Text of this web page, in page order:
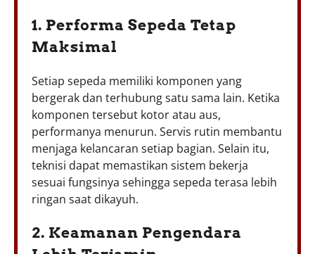
1. Performa Sepeda Tetap
Maksimal
Setiap sepeda memiliki komponen yang
bergerak dan terhubung satu sama lain. Ketika
komponen tersebut kotor atau aus,
performanya menurun. Servis rutin membantu
menjaga kelancaran setiap bagian. Selain itu,
teknisi dapat memastikan sistem bekerja
sesuai fungsinya sehingga sepeda terasa lebih
ringan saat dikayuh.
2. Keamanan Pengendara